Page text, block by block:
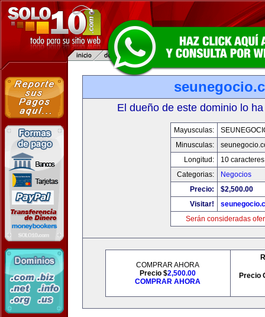
El dueño de este dominio lo
Mayusculas:
Minusculas:
Longitud:
10 caracteres
Categorias:
Negocios
Precio:
$2,500.00
Visitar!
Serán consideradas
COMPRAR AHORA
Precio $2,500.00
COMPRAR AHORA
Precio